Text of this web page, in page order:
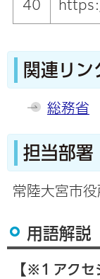
40
関連リン
総務省
担当部署
常陸大宮市
用語解説
【※1 アクセ